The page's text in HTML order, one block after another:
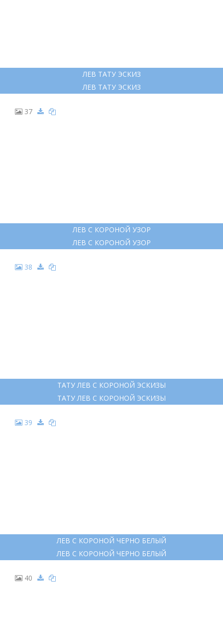
ЛЕВ ТАТУ ЭСКИЗ
ЛЕВ ТАТУ ЭСКИЗ
37
ЛЕВ С КОРОНОЙ УЗОР
ЛЕВ С КОРОНОЙ УЗОР
38
ТАТУ ЛЕВ С КОРОНОЙ ЭСКИЗЫ
ТАТУ ЛЕВ С КОРОНОЙ ЭСКИЗЫ
39
ЛЕВ С КОРОНОЙ ЧЕРНО БЕЛЫЙ
ЛЕВ С КОРОНОЙ ЧЕРНО БЕЛЫЙ
40